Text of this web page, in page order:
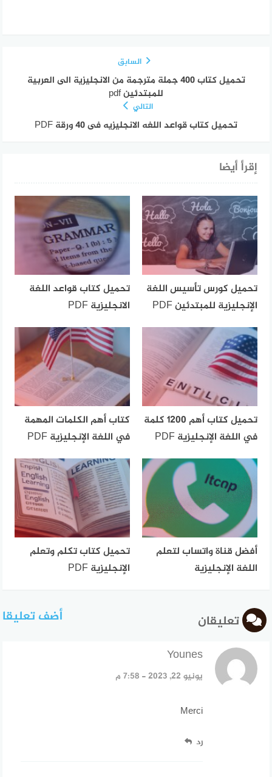
السابق
تحميل كتاب 400 جملة مترجمة من الانجليزية الى العربية
للمبتدئين pdf
التالي
تحميل كتاب قواعد اللغه الانجليزيه فى 40 ورقة PDF
إقرأ أيضا
تحميل كورس تأسيس اللغة
الإنجليزية للمبتدئين PDF
تحميل كتاب قواعد اللغة
الانجليزية PDF
تحميل كتاب أهم 1200 كلمة
في اللغة الإنجليزية PDF
كتاب أهم الكلمات المهمة
في اللغة الإنجليزية PDF
أفضل قناة واتساب لتعلم
اللغة الإنجليزية
تحميل كتاب تكلم وتعلم
الإنجليزية PDF
تعليقان أضف تعليقا
Younes
يونيو 22, 2023 - 7:58 م
Merci
رد